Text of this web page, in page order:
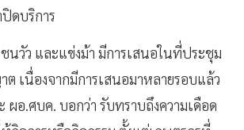
ดบริการ
นวัว และแข่งม้า มีการเสนอในที่ประชุม
เนื่องจากมีการเสนอมาหลายรอบแล้ว
ผอ.ศบค. บอกว่า รับทราบถึงความเดือด